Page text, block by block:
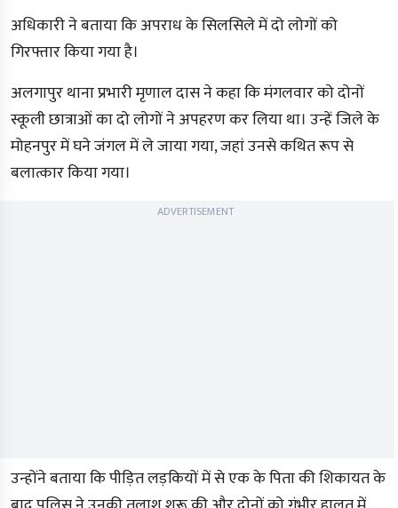
अधिकारी ने बताया कि अपराध के सिलसिले में दो लोगों को
गिरफ्तार किया गया है।
अलगापुर थाना प्रभारी मृणाल दास ने कहा कि मंगलवार को दोनों
स्कूली छात्राओं का दो लोगों ने अपहरण कर लिया था। उन्हें जिले के
मोहनपुर में घने जंगल में ले जाया गया, जहां उनसे कथित रूप से
बलात्कार किया गया।
ADVERTISEMENT
उन्होंने बताया कि पीड़ित लड़कियों में से एक के पिता की शिकायत के